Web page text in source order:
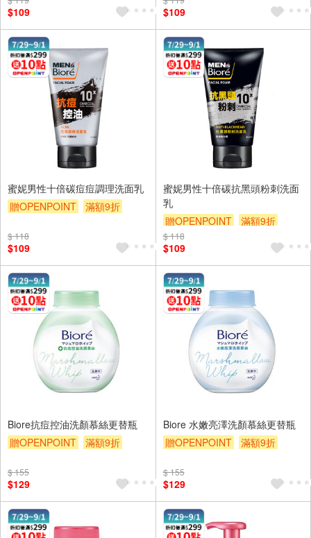
$109 $109
蜜妮男性十倍碳痘痘調理洗面乳
贈OPENPOINT
滿額9折
$ 118
$109
蜜妮男性十倍碳抗黑頭粉刺洗面
乳
贈OPENPOINT
滿額9折
贈$200
$ 118
$109
Biore抗痘控油洗顏慕絲更替瓶
贈OPENPOINT
滿額9折
$ 155
$129
Biore 水嫩亮澤洗顏慕絲更替瓶
贈OPENPOINT
滿額9折
$ 155
$129